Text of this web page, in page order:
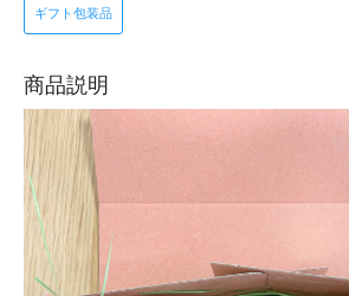
ギフト包装品
商品説明